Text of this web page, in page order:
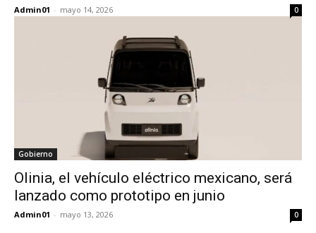
Admin01 - mayo 14, 2026 0
Gobierno
Olinia, el vehículo eléctrico mexicano, será
lanzado como prototipo en junio
Admin01 - mayo 13, 2026 0